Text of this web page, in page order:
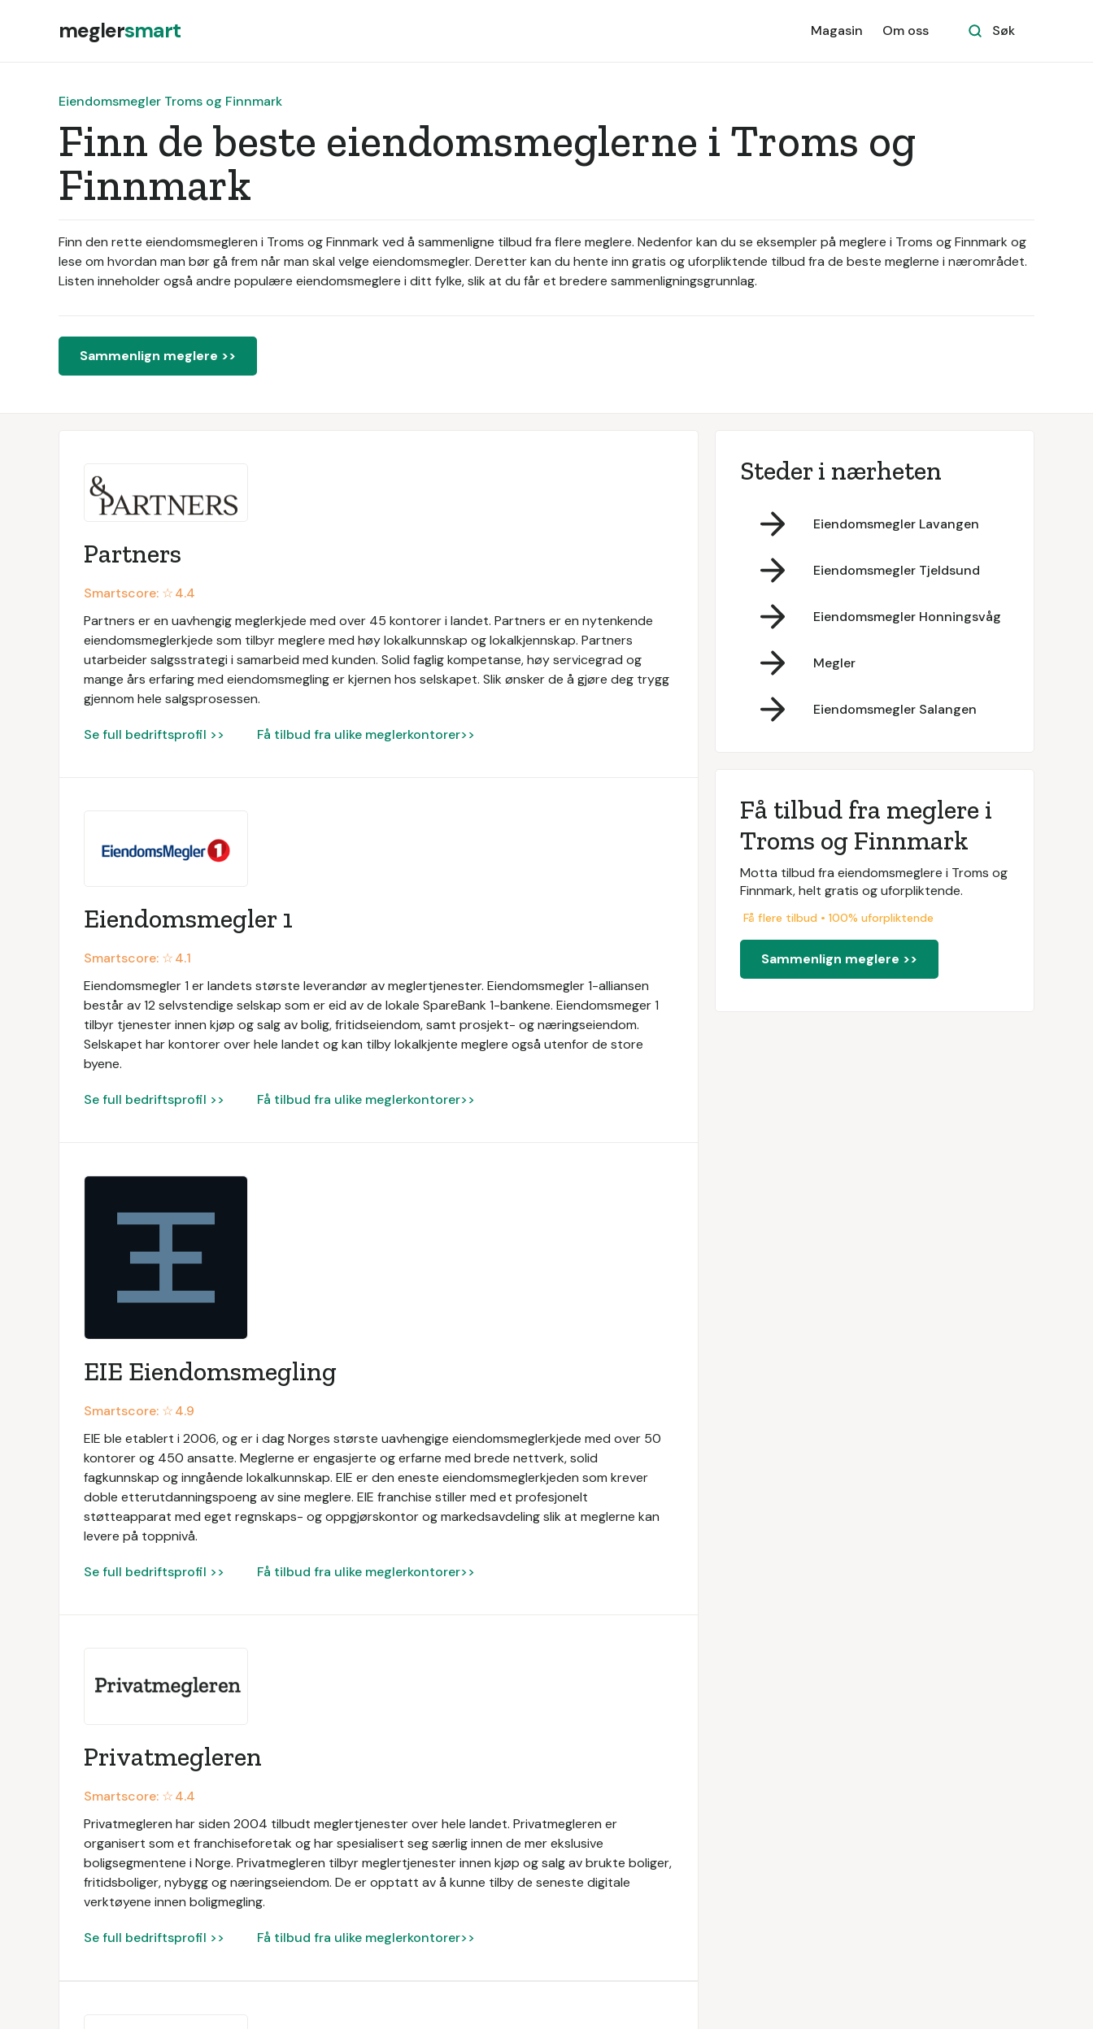
meglersmart Magasin Om oss Søk
Eiendomsmegler Troms og Finnmark
Finn de beste eiendomsmeglerne i Troms og
Finnmark
Finn den rette eiendomsmegleren i Troms og Finnmark ved å sammenligne tilbud fra flere meglere. Nedenfor kan du se eksempler på meglere i Troms og Finnmark og
lese om hvordan man bør gå frem når man skal velge eiendomsmegler. Deretter kan du hente inn gratis og uforpliktende tilbud fra de beste meglerne i nærområdet.
Listen inneholder også andre populære eiendomsmeglere i ditt fylke, slik at du får et bredere sammenligningsgrunnlag.
Sammenlign meglere >>
Partners
Smartscore: ☆4.4
Partners er en uavhengig meglerkjede med over 45 kontorer i landet. Partners er en nytenkende
eiendomsmeglerkjede som tilbyr meglere med høy lokalkunnskap og lokalkjennskap. Partners
utarbeider salgsstrategi i samarbeid med kunden. Solid faglig kompetanse, høy servicegrad og
mange års erfaring med eiendomsmegling er kjernen hos selskapet. Slik ønsker de å gjøre deg trygg
gjennom hele salgsprosessen.
Se full bedriftsprofil >> Få tilbud fra ulike meglerkontorer>>
Eiendomsmegler 1
Smartscore: ☆4.1
Eiendomsmegler 1 er landets største leverandør av meglertjenester. Eiendomsmegler 1-alliansen
består av 12 selvstendige selskap som er eid av de lokale SpareBank 1-bankene. Eiendomsmeger 1
tilbyr tjenester innen kjøp og salg av bolig, fritidseiendom, samt prosjekt- og næringseiendom.
Selskapet har kontorer over hele landet og kan tilby lokalkjente meglere også utenfor de store
byene.
Se full bedriftsprofil >> Få tilbud fra ulike meglerkontorer>>
EIE Eiendomsmegling
Smartscore: ☆4.9
EIE ble etablert i 2006, og er i dag Norges største uavhengige eiendomsmeglerkjede med over 50
kontorer og 450 ansatte. Meglerne er engasjerte og erfarne med brede nettverk, solid
fagkunnskap og inngående lokalkunnskap. EIE er den eneste eiendomsmeglerkjeden som krever
doble etterutdanningspoeng av sine meglere. EIE franchise stiller med et profesjonelt
støtteapparat med eget regnskaps- og oppgjørskontor og markedsavdeling slik at meglerne kan
levere på toppnivå.
Se full bedriftsprofil >> Få tilbud fra ulike meglerkontorer>>
Privatmegleren
Smartscore: ☆4.4
Privatmegleren har siden 2004 tilbudt meglertjenester over hele landet. Privatmegleren er
organisert som et franchiseforetak og har spesialisert seg særlig innen de mer ekslusive
boligsegmentene i Norge. Privatmegleren tilbyr meglertjenester innen kjøp og salg av brukte boliger,
fritidsboliger, nybygg og næringseiendom. De er opptatt av å kunne tilby de seneste digitale
verktøyene innen boligmegling.
Se full bedriftsprofil >> Få tilbud fra ulike meglerkontorer>>
Steder i nærheten
Eiendomsmegler Lavangen
Eiendomsmegler Tjeldsund
Eiendomsmegler Honningsvåg
Megler
Eiendomsmegler Salangen
Få tilbud fra meglere i
Troms og Finnmark
Motta tilbud fra eiendomsmeglere i Troms og
Finnmark, helt gratis og uforpliktende.
Få flere tilbud • 100% uforpliktende
Sammenlign meglere >>